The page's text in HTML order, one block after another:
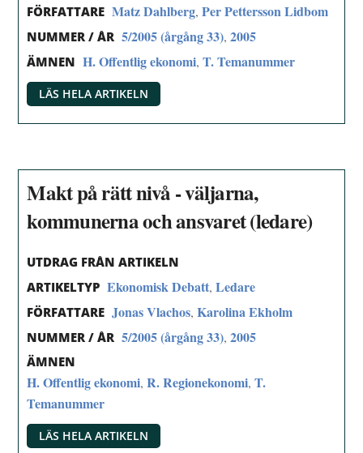
FÖRFATTARE Matz Dahlberg,Per Pettersson Lidbom
NUMMER / ÅR 5/2005 (årgång 33),2005
ÄMNEN H. Offentlig ekonomi,T. Temanummer
LÄS HELA ARTIKELN
Makt på rätt nivå - väljarna,
kommunerna och ansvaret (ledare)
UTDRAG FRÅN ARTIKELN
ARTIKELTYP Ekonomisk Debatt,Ledare
FÖRFATTARE Jonas Vlachos,Karolina Ekholm
NUMMER / ÅR 5/2005 (årgång 33),2005
ÄMNEN
H. Offentlig ekonomi,R. Regionekonomi,T.
Temanummer
LÄS HELA ARTIKELN